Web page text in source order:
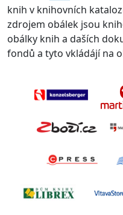
knih v knihovních
zdrojem obálek jsou
obálky knih a daších
fondů a tyto vkládájí na